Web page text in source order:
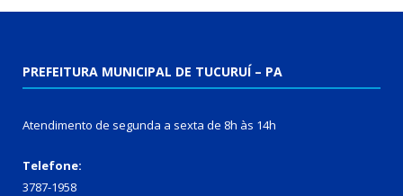
PREFEITURA MUNICIPAL DE TUCURUÍ – PA
Atendimento de segunda a sexta de 8h às 14h
Telefone:
3787-1958